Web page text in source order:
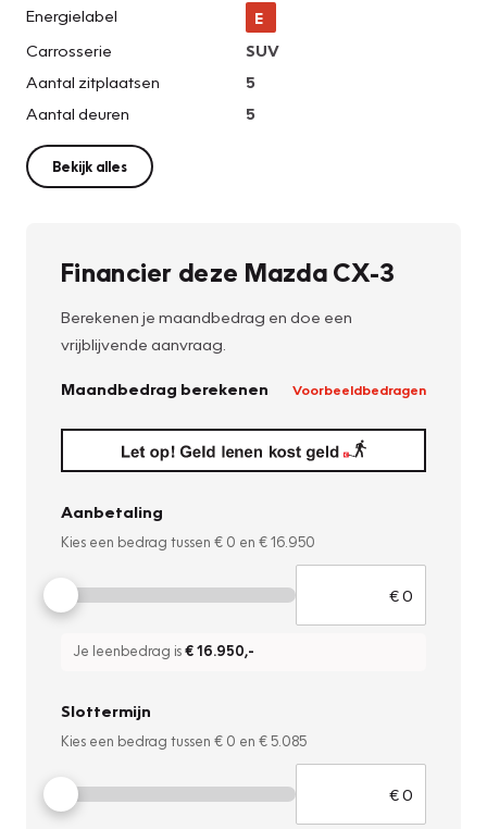
Energielabel
E
Carrosserie
SUV
Aantal zitplaatsen
5
Aantal deuren
5
Bekijk alles
Financier deze Mazda CX-3
Berekenen je maandbedrag en doe een
vrijblijvende aanvraag.
Maandbedrag berekenen Voorbeeldbedragen
Aanbetaling
Kies een bedrag tussen € 0 en € 16.950
Je leenbedrag is€ 16.950,-
Slottermijn
Kies een bedrag tussen € 0 en € 5.085